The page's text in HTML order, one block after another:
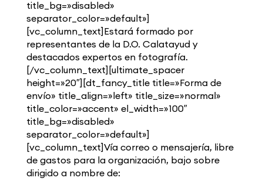
title_bg=»disabled»
separator_color=»default»]
[vc_column_text]Estará formado por
representantes de la D.O. Calatayud y
destacados expertos en fotografía.
[/vc_column_text][ultimate_spacer
height=»20″][dt_fancy_title title=»Forma de
envío» title_align=»left» title_size=»normal»
title_color=»accent» el_width=»100″
title_bg=»disabled»
separator_color=»default»]
[vc_column_text]Vía correo o mensajería, libre
de gastos para la organización, bajo sobre
dirigido a nombre de: